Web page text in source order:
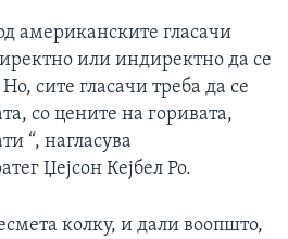
американските гласачи
или индиректно да се
сите гласачи треба да се
со цените на горивата,
“, нагласува
Џејсон Кејбел Ро.
колку, и дали воопшто,